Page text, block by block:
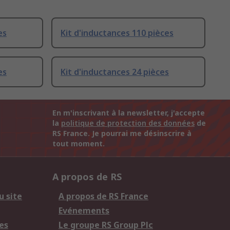
Kit d'inductances 110 pièces
Kit d'inductances 24 pièces
En m'inscrivant à la newsletter, j'accepte
la politique de protection des données de
RS France. Je pourrai me désinscrire à
tout moment.
site
A propos de RS
A propos de RS France
Evénements
Le groupe RS Group Plc